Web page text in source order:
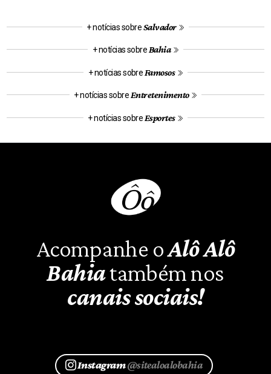
+ notícias sobreSalvador
+ notícias sobre Bahia
+ notícias sobre Famosos
+ notícias sobre Entretenimento
+ notícias sobre Esportes
Acompanhe oAlô Alô
Bahiatambém nos
canais sociais!
Instagram@sitealoalobahia